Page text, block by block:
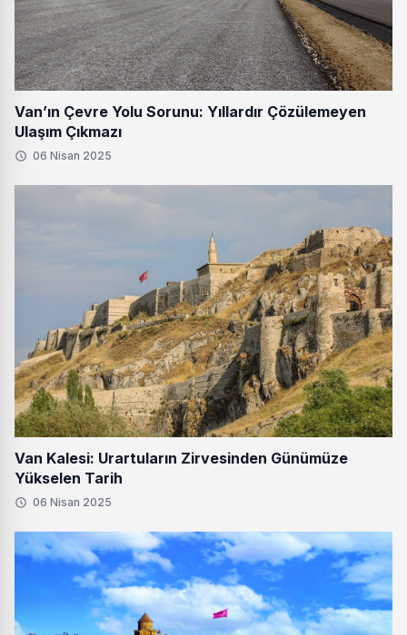
Van’ın Çevre Yolu Sorunu: Yıllardır Çözülemeyen
Ulaşım Çıkmazı
06 Nisan 2025
Van Kalesi: Urartuların Zirvesinden Günümüze
Yükselen Tarih
06 Nisan 2025